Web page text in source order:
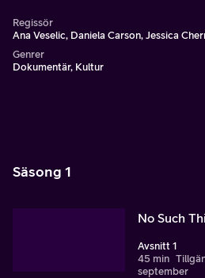
Regissör
Ana Veselic, Daniela Carson, Jessica
Genrer
Dokumentär, Kultur
Säsong 1
No Such
Avsnitt 1
45 min
september